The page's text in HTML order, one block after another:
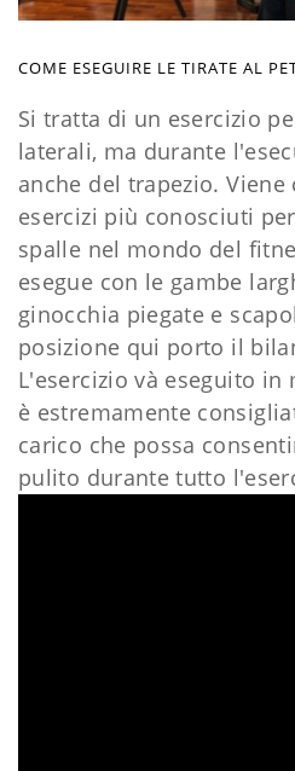
COME ESEGUIRE LE TIRATE AL
Si tratta di un esercizio
laterali, ma durante
anche del trapezio.
esercizi più conosciuti
spalle nel mondo del
esegue con le gambe
ginocchia piegate e
posizione qui porto il
L'esercizio và eseguito
è estremamente
carico che possa
pulito durante tutto